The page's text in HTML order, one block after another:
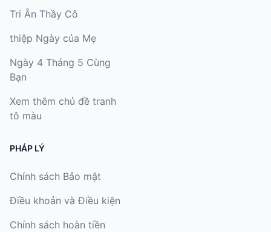
Tri Ân Thầy Cô
thiệp Ngày của Mẹ
Ngày 4 Tháng 5 Cùng
Bạn
Xem thêm chủ đề tranh
tô màu
PHÁP LÝ
Chính sách Bảo mật
Điều khoản và Điều kiện
Chính sách hoàn tiền